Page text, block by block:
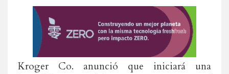
Kroger Co. anunció que iniciará una